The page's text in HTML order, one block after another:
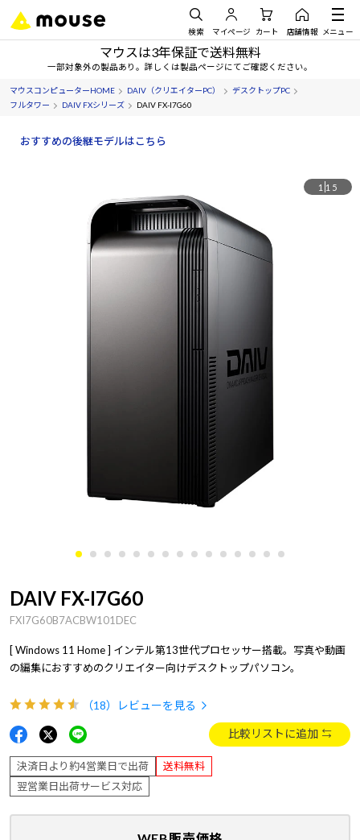
検索 マイページ カート 店舗情報 メニュー
マウスは3年保証で送料無料
一部対象外の製品あり。詳しくは製品ページにてご確認ください。
マウスコンピューターHOME DAIV（クリエイターPC）
デスクトップPC
フルタワー
DAIV FXシリーズ DAIV FX-I7G60
おすすめの後継モデルはこちら
1 15
DAIV FX-I7G60
FXI7G60B7ACBW101DEC
[ Windows 11 Home ] インテル第13世代プロセッサー搭載。写真や動画
の編集におすすめのクリエイター向けデスクトップパソコン。
（18） レビューを見る
比較リストに追加
決済日より約4営業日で出荷
送料無料
翌営業日出荷サービス対応